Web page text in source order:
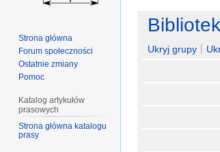
Przejdź
nawigacji
Przejdź
wyszukiwania
Ukryj grupy
Strona główna
Forum społeczności
Ostatnie zmiany
Pomoc
Katalog artykułów
prasowych
Strona główna katalogu
prasy